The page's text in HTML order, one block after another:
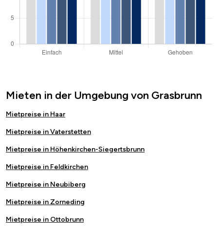
Mieten in der Umgebung von Grasbrunn
Mietpreise in Haar
Mietpreise in Vaterstetten
Mietpreise in Höhenkirchen-Siegertsbrunn
Mietpreise in Feldkirchen
Mietpreise in Neubiberg
Mietpreise in Zorneding
Mietpreise in Ottobrunn